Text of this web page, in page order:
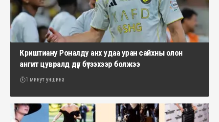
Криштиану Роналду анх удаа уран сайхны олон
ангит цувралд дүр бүтээхээр болжээ
1 минут уншина